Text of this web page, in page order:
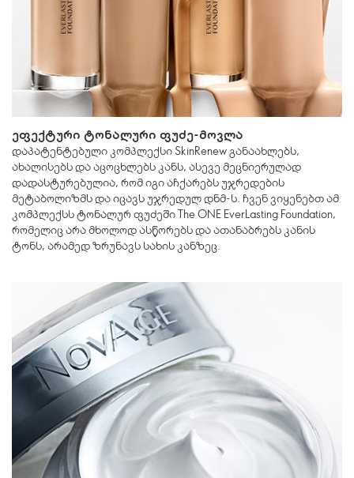
ეფექტური ტონალური ფუძე-მოვლა
დაპატენტებული კომპლექსი SkinRenew განაახლებს,
ახალისებს და აცოცხლებს კანს, ასევე მეცნიერულად
დადასტურებულია, რომ იგი აჩქარებს უჯრედების
მეტაბოლიზმს და იცავს უჯრედულ დნმ-ს. ჩვენ ვიყენებთ ამ
კომპლექსს ტონალურ ფუძეში The ONE EverLasting Foundation,
რომელიც არა მხოლოდ ასწორებს და ათანაბრებს კანის
ტონს, არამედ ზრუნავს სახის კანზეც.